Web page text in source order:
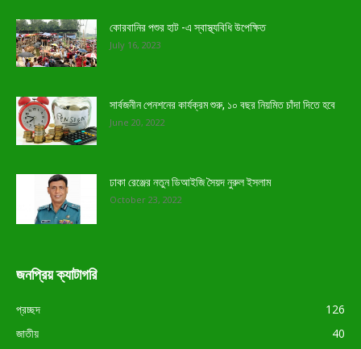
কোরবানির পশুর হাট -এ স্বাস্থ্যবিধি উপেক্ষিত
July 16, 2023
সার্বজনীন পেনশনের কার্যক্রম শুরু, ১০ বছর নিয়মিত চাঁদা দিতে হবে
June 20, 2022
ঢাকা রেঞ্জের নতুন ডিআইজি সৈয়দ নুরুল ইসলাম
October 23, 2022
জনপ্রিয় ক্যাটাগরি
প্রচ্ছদ
126
জাতীয়
40